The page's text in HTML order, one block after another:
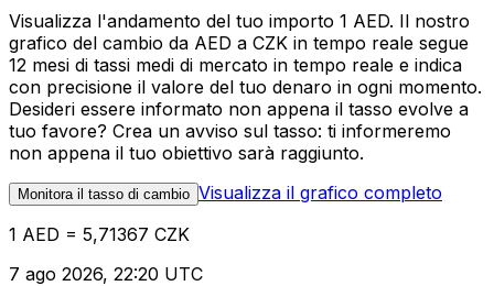
Visualizza l'andamento del tuo importo 1 AED. Il nostro
grafico del cambio da AED a CZK in tempo reale segue
12 mesi di tassi medi di mercato in tempo reale e indica
con precisione il valore del tuo denaro in ogni momento.
Desideri essere informato non appena il tasso evolve a
tuo favore? Crea un avviso sul tasso: ti informeremo
non appena il tuo obiettivo sarà raggiunto.
Monitora il tasso di cambio Visualizza il grafico completo
1 AED = 5,71367 CZK
7 ago 2026, 22:20 UTC